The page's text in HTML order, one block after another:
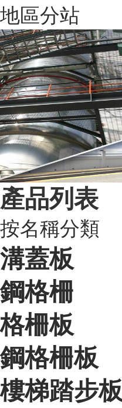
地區分站
產品列表
按名稱分類
溝蓋板
鋼格柵
格柵板
鋼格柵板
樓梯踏步板